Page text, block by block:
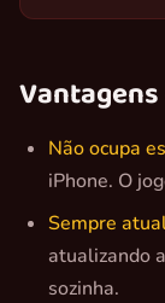
Não ocupa
iPhone. O
Sempre
atualizando
sozinha.